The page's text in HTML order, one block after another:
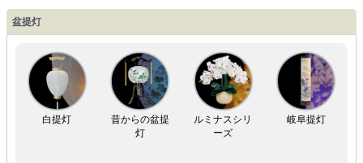
盆提灯
白提灯
昔からの盆提
灯
ルミナスシリ
ーズ
岐阜提灯